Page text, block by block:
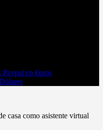
Paypal en €uros
casa como asistente virtual